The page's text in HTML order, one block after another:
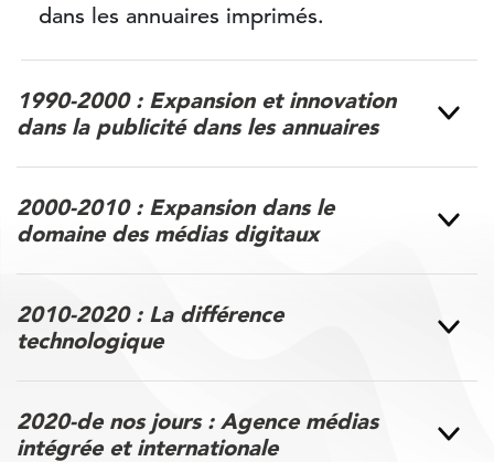
dans les annuaires imprimés.
1990-2000 : Expansion et innovation
dans la publicité dans les annuaires
2000-2010 : Expansion dans le
domaine des médias digitaux
2010-2020 : La différence
technologique
2020-de nos jours : Agence médias
intégrée et internationale